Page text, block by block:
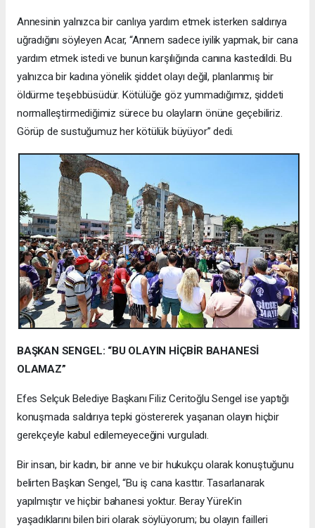
Annesinin yalnızca bir canlıya yardım etmek isterken saldırıya
uğradığını söyleyen Acar, “Annem sadece iyilik yapmak, bir cana
yardım etmek istedi ve bunun karşılığında canına kastedildi. Bu
yalnızca bir kadına yönelik şiddet olayı değil, planlanmış bir
öldürme teşebbüsüdür. Kötülüğe göz yummadığımız, şiddeti
normalleştirmediğimiz sürece bu olayların önüne geçebiliriz.
Görüp de sustuğumuz her kötülük büyüyor” dedi.
BAŞKAN SENGEL: “BU OLAYIN HİÇBİR BAHANESİ
OLAMAZ”
Efes Selçuk Belediye Başkanı Filiz Ceritoğlu Sengel ise yaptığı
konuşmada saldırıya tepki göstererek yaşanan olayın hiçbir
gerekçeyle kabul edilemeyeceğini vurguladı.
Bir insan, bir kadın, bir anne ve bir hukukçu olarak konuştuğunu
belirten Başkan Sengel, “Bu iş cana kasttır. Tasarlanarak
yapılmıştır ve hiçbir bahanesi yoktur. Beray Yürek’in
yaşadıklarını bilen biri olarak söylüyorum; bu olayın failleri